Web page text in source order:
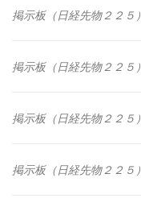
掲示板（日経先物２２５）
掲示板（日経先物２２５）
掲示板（日経先物２２５）
掲示板（日経先物２２５）